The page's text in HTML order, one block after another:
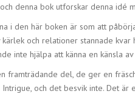
denna bok utforskar denna idé
i den här boken är som att
kärlek och relationer stannade
inte hjälpa att känna en känsla
framträdande del, de ger en
och det besvik inte. Det